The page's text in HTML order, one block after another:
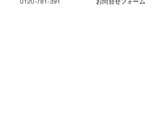
最新記事 すべて表示